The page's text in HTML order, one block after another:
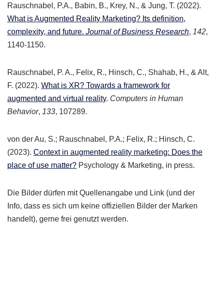
Rauschnabel, P.A., Babin, B., Krey, N., & Jung, T. (2022).
What is Augmented Reality Marketing? Its definition,
complexity, and future. Journal of Business Research, 142,
1140-1150.
Rauschnabel, P. A., Felix, R., Hinsch, C., Shahab, H., & Alt,
F. (2022). What is XR? Towards a framework for
augmented and virtual reality. Computers in Human
Behavior, 133, 107289.
von der Au, S.; Rauschnabel, P.A.; Felix, R.; Hinsch, C.
(2023). Context in augmented reality marketing: Does the
place of use matter? Psychology & Marketing, in press.
Die Bilder dürfen mit Quellenangabe und Link (und der
Info, dass es sich um keine offiziellen Bilder der Marken
handelt), gerne frei genutzt werden.